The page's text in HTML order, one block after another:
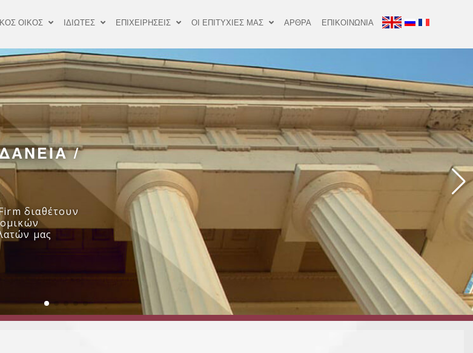
ΟΙΚΟΣ ΙΔΙΩΤΕΣ ΕΠΙΧΕΙΡΗΣΕΙΣ ΟΙ ΕΠΙΤΥΧΙΕΣ ΜΑΣ ΑΡΘΡΑ ΕΠΙΚΟΙΝΩΝΙΑ
/
διαθέτουν
μας